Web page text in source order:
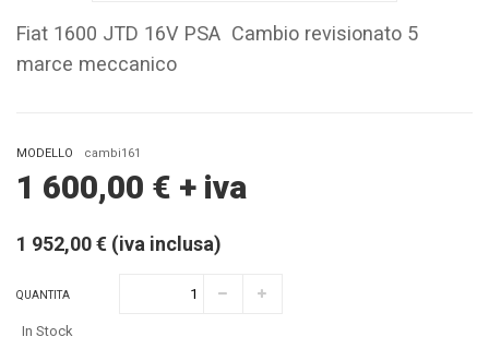
Fiat 1600 JTD 16V PSA Cambio revisionato 5
marce meccanico
MODELLO cambi161
1 600,00 € + iva
1 952,00 € (iva inclusa)
QUANTITA
In Stock